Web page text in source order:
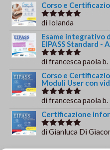
Corso e
Valutato5
di Iolanda
Esame integrativo
EIPASS Standard -
Valutato5
di francesca paola b.
Corso e
Moduli User con
Valutato5
di francesca paola b.
Certificazione
Valutato5
di Gianluca Di